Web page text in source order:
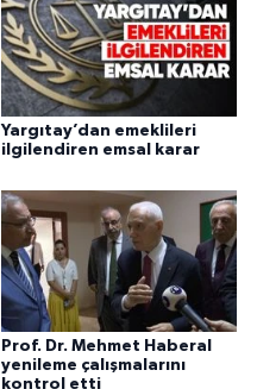
Yargıtay’dan emeklileri
ilgilendiren emsal karar
Prof. Dr. Mehmet Haberal
yenileme çalışmalarını
kontrol etti